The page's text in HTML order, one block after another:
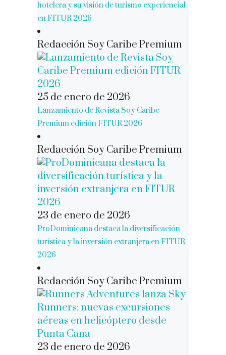
hotelera y su visión de turismo experiencial
en FITUR 2026
Redacción Soy Caribe Premium
25 de enero de 2026
Lanzamiento de Revista Soy Caribe
Premium edición FITUR 2026
Redacción Soy Caribe Premium
23 de enero de 2026
ProDominicana destaca la diversificación
turística y la inversión extranjera en FITUR
2026
Redacción Soy Caribe Premium
23 de enero de 2026